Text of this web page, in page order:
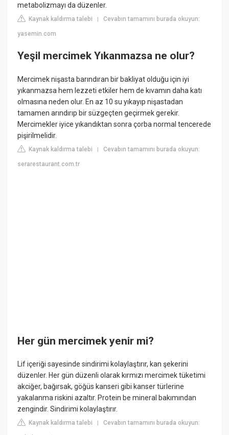
metabolizmayı da düzenler.
Kaynak kaldırma talebi |Cevabın tamamını burada okuyun:
yasemin.com
Yeşil mercimek Yıkanmazsa ne olur?
Mercimek nişasta barındıran bir bakliyat olduğu için iyi
yıkanmazsa hem lezzeti etkiler hem de kıvamın daha katı
olmasına neden olur. En az 10 su yıkayıp nişastadan
tamamen arındırıp bir süzgeçten geçirmek gerekir.
Mercimekler iyice yıkandıktan sonra çorba normal tencerede
pişirilmelidir.
Kaynak kaldırma talebi |Cevabın tamamını burada okuyun:
serarestaurant.com.tr
Her gün mercimek yenir mi?
Lif içeriği sayesinde sindirimi kolaylaştırır, kan şekerini
düzenler. Her gün düzenli olarak kırmızı mercimek tüketimi
akciğer, bağırsak, göğüs kanseri gibi kanser türlerine
yakalanma riskini azaltır. Protein be mineral bakımından
zengindir. Sindirimi kolaylaştırır.
Kaynak kaldırma talebi |Cevabın tamamını burada okuyun: